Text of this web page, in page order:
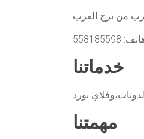
خدماتنا
مهمتنا